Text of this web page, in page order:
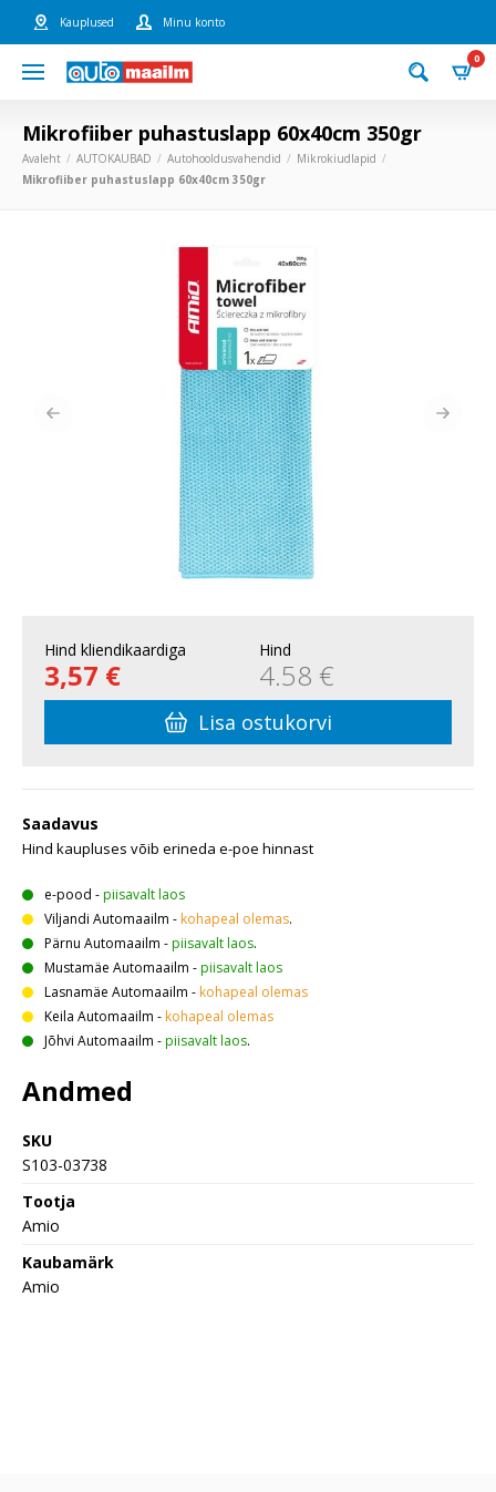
Kauplused Minu konto
0
Mikrofiiber puhastuslapp 60x40cm 350gr
Avaleht AUTOKAUBAD Autohooldusvahendid
Mikrokiudlapid
Mikrofiiber puhastuslapp 60x40cm 350gr
Hind kliendikaardiga
3,57 €
Hind
4.58 €
Lisa ostukorvi
Saadavus
Hind kaupluses võib erineda e-poe hinnast
e-pood -piisavalt laos
Viljandi Automaailm - kohapeal olemas.
Pärnu Automaailm -piisavalt laos.
Mustamäe Automaailm -piisavalt laos
Lasnamäe Automaailm - kohapeal olemas
Keila Automaailm - kohapeal olemas
Jõhvi Automaailm -piisavalt laos.
Andmed
SKU
S103-03738
Tootja
Amio
Kaubamärk
Amio